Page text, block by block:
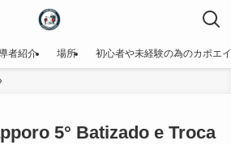
者紹介 場所 初心者や未経験の為のカポエ
5° Batizado e Troca